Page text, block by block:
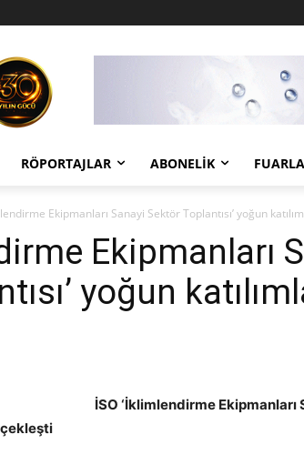
RÖPORTAJLAR ABONELIK
Ekipmanları Sanayi Sektör Toplantısı’ yoğun
Ekipmanları
yoğun
İSO ‘İklimlendirme